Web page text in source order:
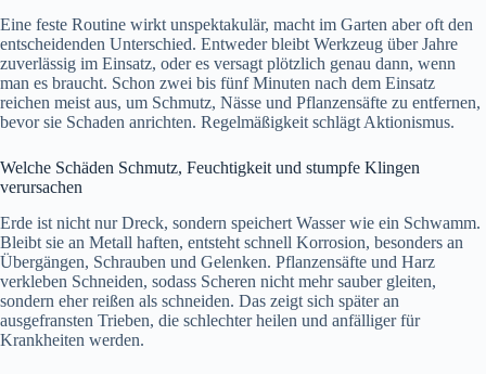
Eine feste Routine wirkt unspektakulär, macht im Garten aber oft den
entscheidenden Unterschied. Entweder bleibt Werkzeug über Jahre
zuverlässig im Einsatz, oder es versagt plötzlich genau dann, wenn
man es braucht. Schon zwei bis fünf Minuten nach dem Einsatz
reichen meist aus, um Schmutz, Nässe und Pflanzensäfte zu entfernen,
bevor sie Schaden anrichten. Regelmäßigkeit schlägt Aktionismus.
Welche Schäden Schmutz, Feuchtigkeit und stumpfe Klingen
verursachen
Erde ist nicht nur Dreck, sondern speichert Wasser wie ein Schwamm.
Bleibt sie an Metall haften, entsteht schnell Korrosion, besonders an
Übergängen, Schrauben und Gelenken. Pflanzensäfte und Harz
verkleben Schneiden, sodass Scheren nicht mehr sauber gleiten,
sondern eher reißen als schneiden. Das zeigt sich später an
ausgefransten Trieben, die schlechter heilen und anfälliger für
Krankheiten werden.